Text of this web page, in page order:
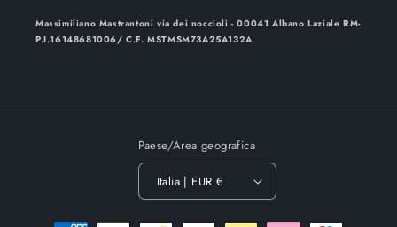
Massimiliano Mastrantoni via dei noccioli - 00041 Albano Laziale RM-
P.I.16148681006/ C.F. MSTMSM73A25A132A
Paese/Area geografica
Italia | EUR €